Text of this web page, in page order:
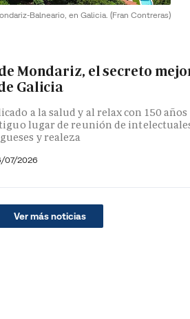
Balneario, en Galicia. (Fran Contreras)
Mondariz, el secreto
Galicia
a la salud y al relax con 150 años
lugar de reunión de
y realeza
07/2026
Ver más noticias